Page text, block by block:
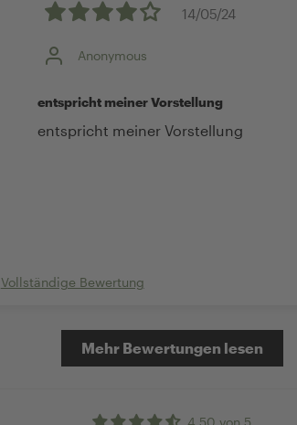
14/05/24
Anonymous
entspricht meiner Vorstellung
entspricht meiner Vorstellung
Vollständige Bewertung
Mehr Bewertungen lesen
4.50 von 5